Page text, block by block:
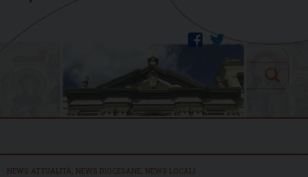
twitter
facebook
Search
NEWS ATTUALITÀ NEWS DIOCESANE NEWS LOCALI